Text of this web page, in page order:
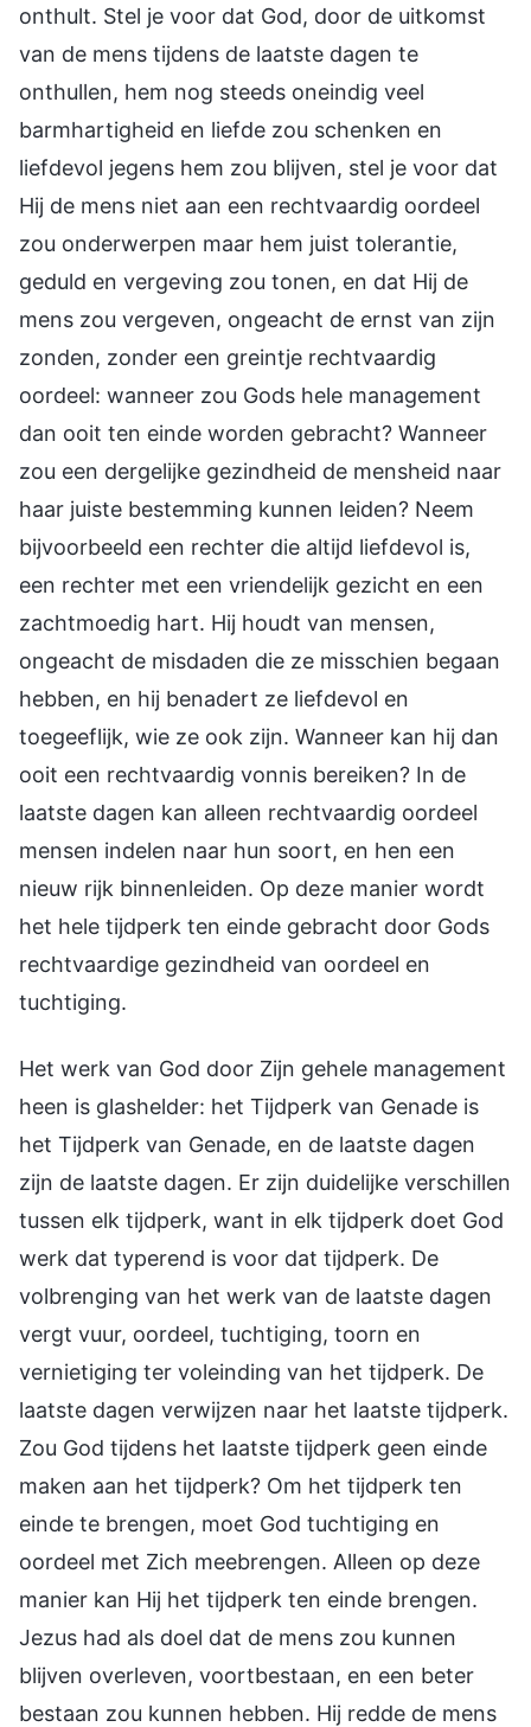
onthult. Stel je voor dat God, door de uitkomst
van de mens tijdens de laatste dagen te
onthullen, hem nog steeds oneindig veel
barmhartigheid en liefde zou schenken en
liefdevol jegens hem zou blijven, stel je voor dat
Hij de mens niet aan een rechtvaardig oordeel
zou onderwerpen maar hem juist tolerantie,
geduld en vergeving zou tonen, en dat Hij de
mens zou vergeven, ongeacht de ernst van zijn
zonden, zonder een greintje rechtvaardig
oordeel: wanneer zou Gods hele management
dan ooit ten einde worden gebracht? Wanneer
zou een dergelijke gezindheid de mensheid naar
haar juiste bestemming kunnen leiden? Neem
bijvoorbeeld een rechter die altijd liefdevol is,
een rechter met een vriendelijk gezicht en een
zachtmoedig hart. Hij houdt van mensen,
ongeacht de misdaden die ze misschien begaan
hebben, en hij benadert ze liefdevol en
toegeeflijk, wie ze ook zijn. Wanneer kan hij dan
ooit een rechtvaardig vonnis bereiken? In de
laatste dagen kan alleen rechtvaardig oordeel
mensen indelen naar hun soort, en hen een
nieuw rijk binnenleiden. Op deze manier wordt
het hele tijdperk ten einde gebracht door Gods
rechtvaardige gezindheid van oordeel en
tuchtiging.
Het werk van God door Zijn gehele management
heen is glashelder: het Tijdperk van Genade is
het Tijdperk van Genade, en de laatste dagen
zijn de laatste dagen. Er zijn duidelijke verschillen
tussen elk tijdperk, want in elk tijdperk doet God
werk dat typerend is voor dat tijdperk. De
volbrenging van het werk van de laatste dagen
vergt vuur, oordeel, tuchtiging, toorn en
vernietiging ter voleinding van het tijdperk. De
laatste dagen verwijzen naar het laatste tijdperk.
Zou God tijdens het laatste tijdperk geen einde
maken aan het tijdperk? Om het tijdperk ten
einde te brengen, moet God tuchtiging en
oordeel met Zich meebrengen. Alleen op deze
manier kan Hij het tijdperk ten einde brengen.
Jezus had als doel dat de mens zou kunnen
blijven overleven, voortbestaan, en een beter
bestaan zou kunnen hebben. Hij redde de mens